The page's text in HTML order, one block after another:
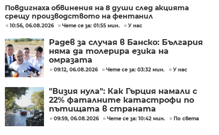
Повдигнаха обвинения на 8 души след акцията
срещу производството на фентанил
10:56, 06.08.2026 Чете се за: 01:55 мин. У нас
Радев за случая в Банско: България
няма да толерира езика на
омразата
09:12, 06.08.2026 Чете се за: 03:32 мин. У нас
"Визия нула": Как Гърция намали с
22% фаталните катастрофи по
пътищата в страната
09:59, 06.08.2026 Чете се за: 10:42 мин. По света